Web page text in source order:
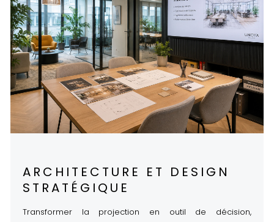
ARCHITECTURE ET DESIGN
STRATÉGIQUE
Transformer la projection en outil de décision,